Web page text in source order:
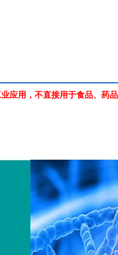
应用，不直接用于食品、药